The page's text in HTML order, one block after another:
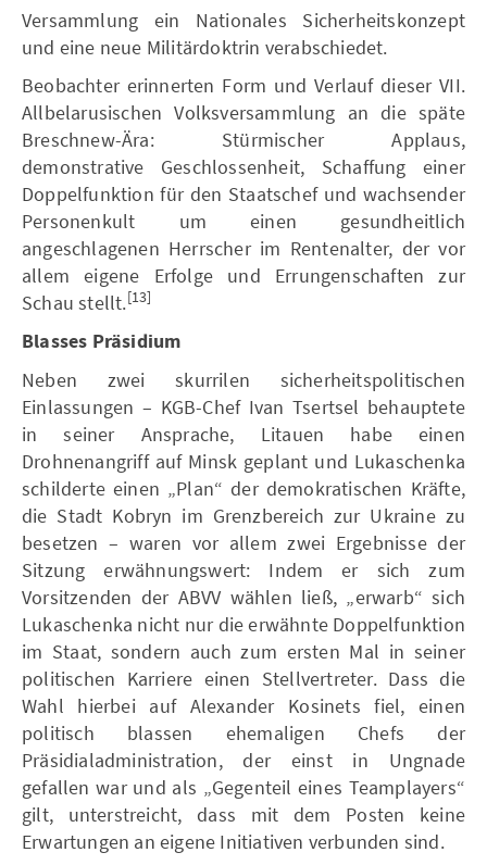
Versammlung ein Nationales Sicherheitskonzept
und eine neue Militärdoktrin verabschiedet.
Beobachter erinnerten Form und Verlauf dieser VII.
Allbelarusischen Volksversammlung an die späte
Breschnew-Ära: Stürmischer Applaus,
demonstrative Geschlossenheit, Schaffung einer
Doppelfunktion für den Staatschef und wachsender
Personenkult um einen gesundheitlich
angeschlagenen Herrscher im Rentenalter, der vor
allem eigene Erfolge und Errungenschaften zur
Schau stellt.[13]
Blasses Präsidium
Neben zwei skurrilen sicherheitspolitischen
Einlassungen – KGB-Chef Ivan Tsertsel behauptete
in seiner Ansprache, Litauen habe einen
Drohnenangriff auf Minsk geplant und Lukaschenka
schilderte einen „Plan“ der demokratischen Kräfte,
die Stadt Kobryn im Grenzbereich zur Ukraine zu
besetzen – waren vor allem zwei Ergebnisse der
Sitzung erwähnungswert: Indem er sich zum
Vorsitzenden der ABVV wählen ließ, „erwarb“ sich
Lukaschenka nicht nur die erwähnte Doppelfunktion
im Staat, sondern auch zum ersten Mal in seiner
politischen Karriere einen Stellvertreter. Dass die
Wahl hierbei auf Alexander Kosinets fiel, einen
politisch blassen ehemaligen Chefs der
Präsidialadministration, der einst in Ungnade
gefallen war und als „Gegenteil eines Teamplayers“
gilt, unterstreicht, dass mit dem Posten keine
Erwartungen an eigene Initiativen verbunden sind.